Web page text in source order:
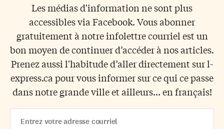
Les médias d'information ne sont plus
accessibles via Facebook. Vous abonner
gratuitement à notre infolettre courriel est un
bon moyen de continuer d’accéder à nos articles.
Prenez aussi l'habitude d’aller directement sur l-
express.ca pour vous informer sur ce qui ce passe
dans notre grande ville et ailleurs... en français!
Address